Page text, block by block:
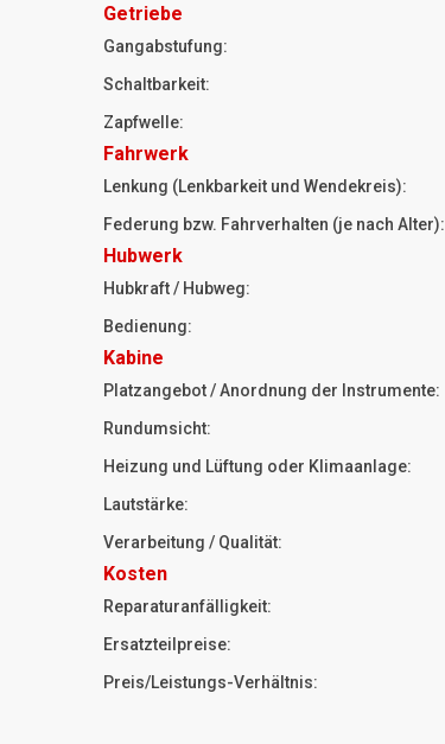
Getriebe
Gangabstufung:
Schaltbarkeit:
Zapfwelle:
Fahrwerk
Lenkung (Lenkbarkeit und Wendekreis):
Federung bzw. Fahrverhalten (je nach Alter):
Hubwerk
Hubkraft / Hubweg:
Bedienung:
Kabine
Platzangebot / Anordnung der Instrumente:
Rundumsicht:
Heizung und Lüftung oder Klimaanlage:
Lautstärke:
Verarbeitung / Qualität:
Kosten
Reparaturanfälligkeit:
Ersatzteilpreise:
Preis/Leistungs-Verhältnis: